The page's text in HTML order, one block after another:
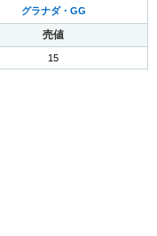
グラナダ・GG
売値
15